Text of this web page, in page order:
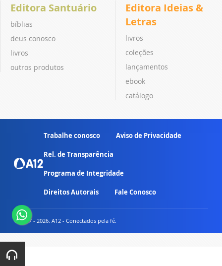
Editora Santuário
bíblias
deus conosco
livros
outros produtos
Editora Ideias &
Letras
livros
coleções
lançamentos
ebook
catálogo
Trabalhe conosco Aviso de Privacidade
Rel. de Transparência
Programa de Integridade
Direitos Autorais Fale Conosco
© 2007 - 2026. A12 - Conectados pela fé.